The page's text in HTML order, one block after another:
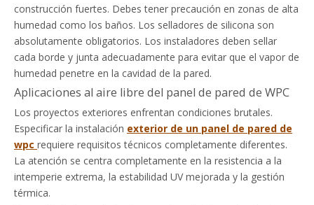
construcción fuertes. Debes tener precaución en zonas de alta
humedad como los baños. Los selladores de silicona son
absolutamente obligatorios. Los instaladores deben sellar
cada borde y junta adecuadamente para evitar que el vapor de
humedad penetre en la cavidad de la pared.
Aplicaciones al aire libre del panel de pared de WPC
Los proyectos exteriores enfrentan condiciones brutales.
Especificar la instalación exterior de un panel de pared de
wpc requiere requisitos técnicos completamente diferentes.
La atención se centra completamente en la resistencia a la
intemperie extrema, la estabilidad UV mejorada y la gestión
térmica.